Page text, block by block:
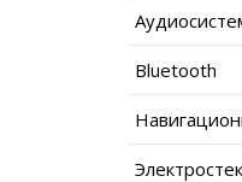
Bluetooth